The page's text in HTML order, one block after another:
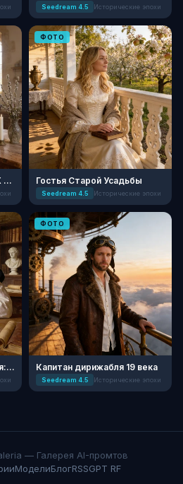
Seedream 4.5 Исторические эпохи
Горничная в поместье XIX века
ФОТО
Гостья Старой Усадьбы
Seedream 4.5 Исторические эпохи
Архитектор Возрождения: Тайный чертеж
ФОТО
Капитан дирижабля 19 века
Seedream 4.5 Исторические эпохи
— Галерея AI-промтов
МоделиБлогRSSGPT RF